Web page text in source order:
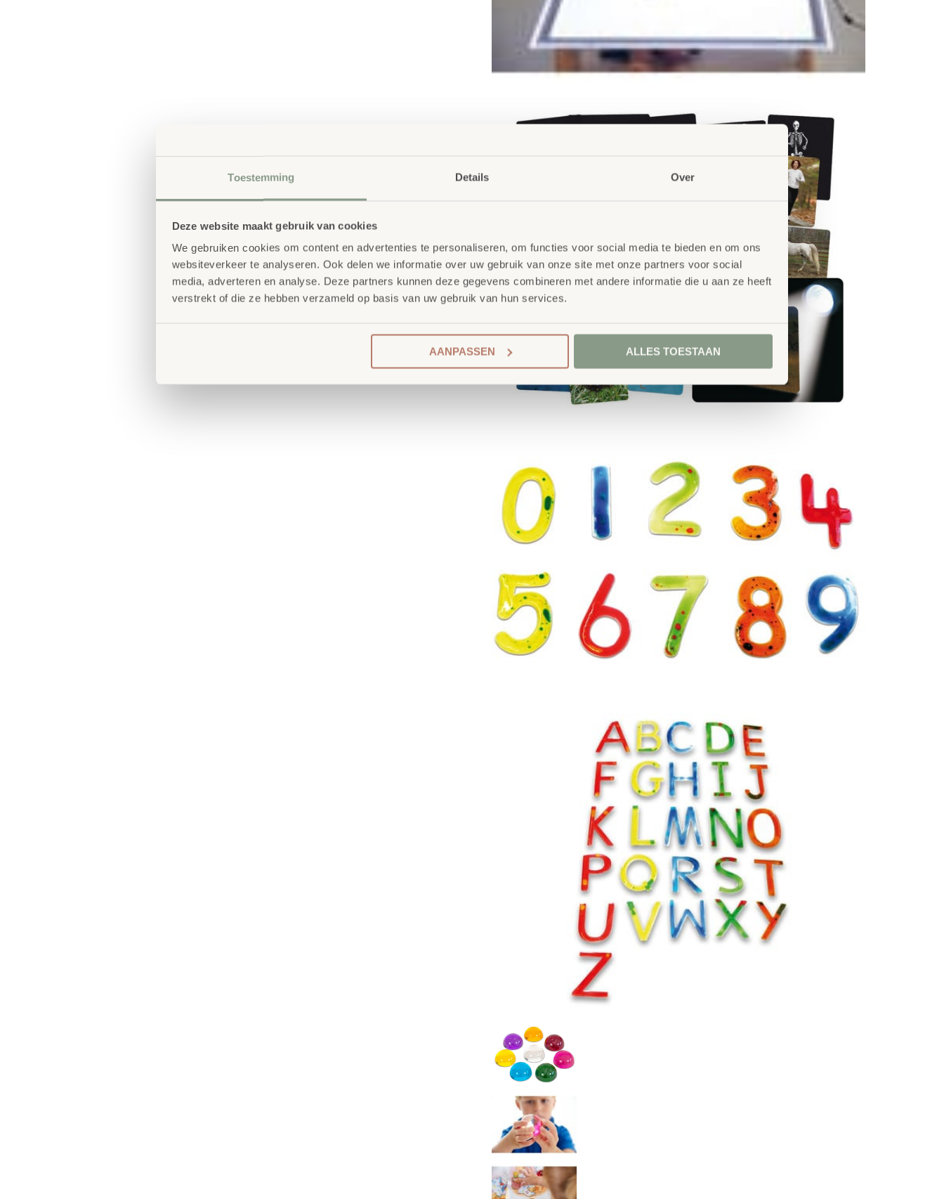
Toestemming Details Over
Deze website maakt gebruik van cookies
We gebruiken cookies om content en advertenties te personaliseren, om functies voor social media te bieden en om ons
websiteverkeer te analyseren. Ook delen we informatie over uw gebruik van onze site met onze partners voor social
media, adverteren en analyse. Deze partners kunnen deze gegevens combineren met andere informatie die u aan ze heeft
verstrekt of die ze hebben verzameld op basis van uw gebruik van hun services.
AANPASSEN ALLES TOESTAAN